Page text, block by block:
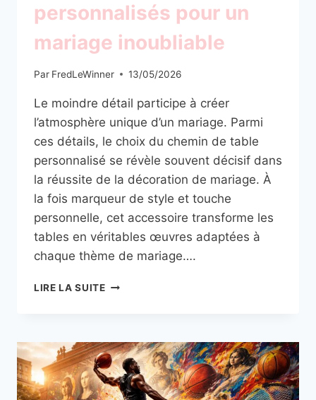
personnalisés pour un
mariage inoubliable
Par FredLeWinner 13/05/2026
Le moindre détail participe à créer
l’atmosphère unique d’un mariage. Parmi
ces détails, le choix du chemin de table
personnalisé se révèle souvent décisif dans
la réussite de la décoration de mariage. À
la fois marqueur de style et touche
personnelle, cet accessoire transforme les
tables en véritables œuvres adaptées à
chaque thème de mariage….
LIRE LA SUITEDES
PERSONNALISÉS
POUR
UN
MARIAGE